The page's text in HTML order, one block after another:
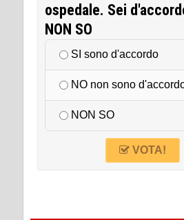
ospedale. Sei
NON SO
SI sono d'accordo
NO non sono
NON SO
VOTA!